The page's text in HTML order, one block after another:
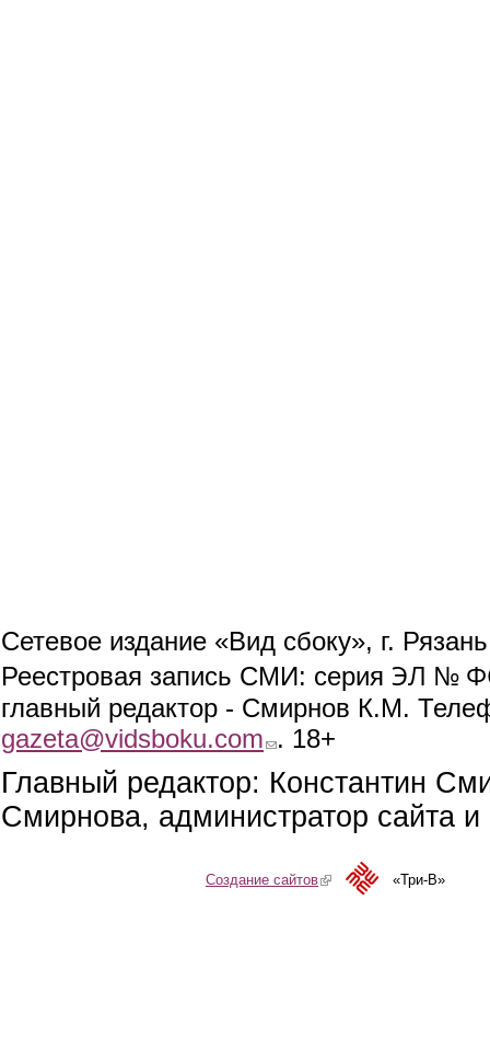
Сетевое издание «Вид сбоку», г.
Реестровая запись СМИ: серия ЭЛ №
главный редактор - Смирнов К.М.
gazeta@vidsboku.com (link sends e-mail)
. 18+
Главный редактор: Константин
Смирнова, администратор сайта
Создание сайтов(link is external)«Три-В»